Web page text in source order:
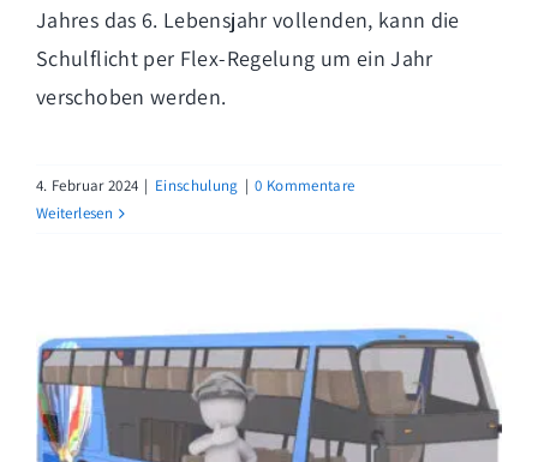
Jahres das 6. Lebensjahr vollenden, kann die
Schulflicht per Flex-Regelung um ein Jahr
verschoben werden.
4. Februar 2024 | Einschulung | 0 Kommentare
Weiterlesen